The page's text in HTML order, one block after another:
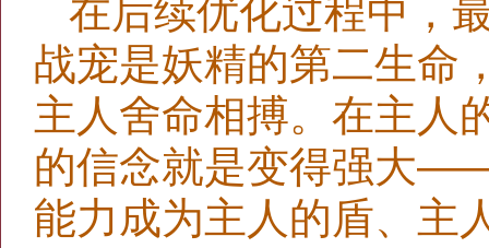
在后续优化过程中，
战宠是妖精的第二生命
主人舍命相搏。在主人
的信念就是变得强大
能力成为主人的盾、主